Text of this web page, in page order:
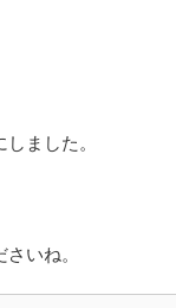
ました。
いね。